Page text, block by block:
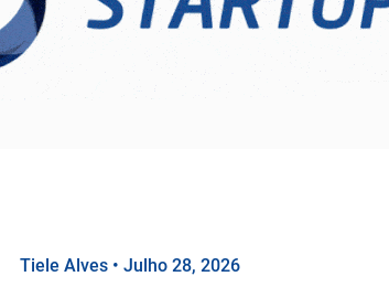
Tiele Alves • Julho 28, 2026